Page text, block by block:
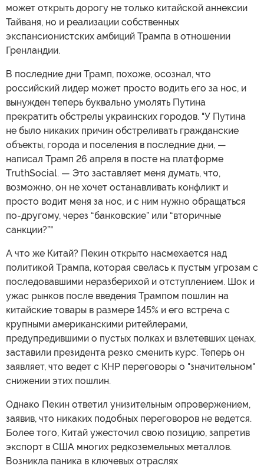
может открыть дорогу не только китайской аннексии
Тайваня, но и реализации собственных
экспансионистских амбиций Трампа в отношении
Гренландии.
В последние дни Трамп, похоже, осознал, что
российский лидер может просто водить его за нос, и
вынужден теперь буквально умолять Путина
прекратить обстрелы украинских городов. "У Путина
не было никаких причин обстреливать гражданские
объекты, города и поселения в последние дни, —
написал Трамп 26 апреля в посте на платформе
TruthSocial. — Это заставляет меня думать, что,
возможно, он не хочет останавливать конфликт и
просто водит меня за нос, и с ним нужно обращаться
по-другому, через “банковские” или “вторичные
санкции?”"
А что же Китай? Пекин открыто насмехается над
политикой Трампа, которая свелась к пустым угрозам с
последовавшими неразберихой и отступлением. Шок и
ужас рынков после введения Трампом пошлин на
китайские товары в размере 145% и его встреча с
крупными американскими ритейлерами,
предупредившими о пустых полках и взлетевших ценах,
заставили президента резко сменить курс. Теперь он
заявляет, что ведет с КНР переговоры о "значительном"
снижении этих пошлин.
Однако Пекин ответил унизительным опровержением,
заявив, что никаких подобных переговоров не ведется.
Более того, Китай ужесточил свою позицию, запретив
экспорт в США многих редкоземельных металлов.
Возникла паника в ключевых отраслях